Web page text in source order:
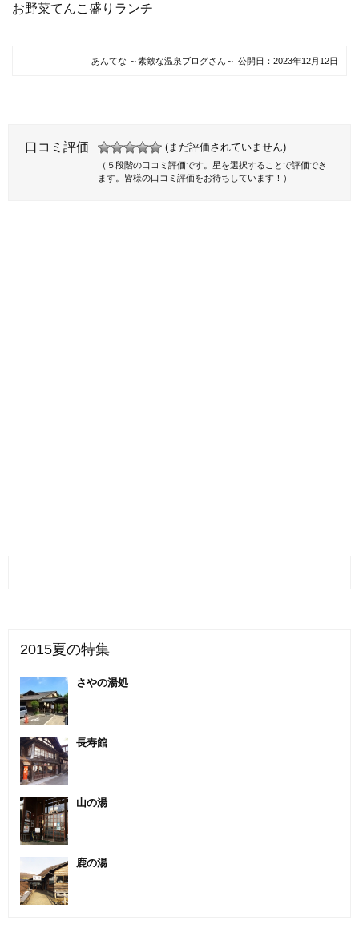
お野菜てんこ盛りランチ
あんてな ～素敵な温泉ブログさん～ 公開日： 2023年12月12日
口コミ評価 (まだ評価されていません)
（５段階の口コミ評価です。星を選択することで評価でき
ます。皆様の口コミ評価をお待ちしています！）
2015夏の特集
さやの湯処
長寿館
山の湯
鹿の湯